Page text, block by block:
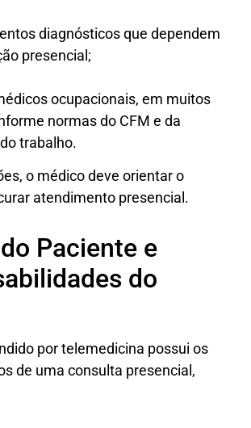
diagnósticos que dependem
presencial;
ocupacionais, em muitos
normas do CFM e da
trabalho.
o médico deve orientar o
atendimento presencial.
Paciente e
do
por telemedicina possui os
de uma consulta presencial,